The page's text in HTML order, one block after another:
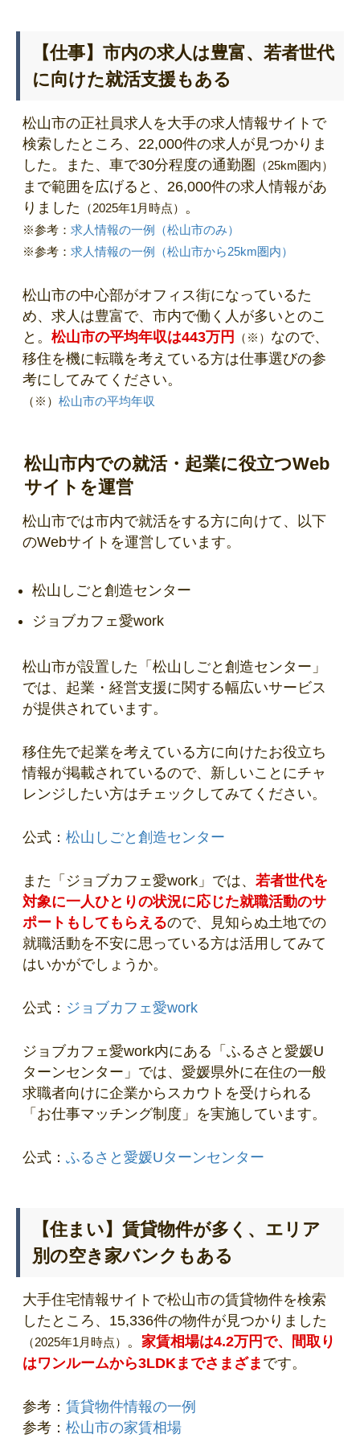
【仕事】市内の求人は豊富、若者世代
に向けた就活支援もある
松山市の正社員求人を大手の求人情報サイトで
検索したところ、22,000件の求人が見つかりま
した。また、車で30分程度の通勤圏
（25km圏内）
まで範囲を広げると、26,000件の求人情報があ
りました
（2025年1月時点） 。
※参考： 求人情報の一例（松山市のみ）
※参考： 求人情報の一例（松山市から25km圏内）
松山市の中心部がオフィス街になっているた
め、求人は豊富で、市内で働く人が多いとのこ
と。 松山市の平均年収は443万円 （※） なので、
移住を機に転職を考えている方は仕事選びの参
考にしてみてください。
（※） 松山市の平均年収
松山市内での就活・起業に役立つWeb
サイトを運営
松山市では市内で就活をする方に向けて、以下
のWebサイトを運営しています。
松山しごと創造センター
ジョブカフェ愛work
松山市が設置した「松山しごと創造センター」
では、起業・経営支援に関する幅広いサービス
が提供されています。
移住先で起業を考えている方に向けたお役立ち
情報が掲載されているので、新しいことにチャ
レンジしたい方はチェックしてみてください。
公式： 松山しごと創造センター
また「ジョブカフェ愛work」では、 若者世代を
対象に一人ひとりの状況に応じた就職活動のサ
ポートもしてもらえるので、見知らぬ土地での
就職活動を不安に思っている方は活用してみて
はいかがでしょうか。
公式： ジョブカフェ愛work
ジョブカフェ愛work内にある「ふるさと愛媛U
ターンセンター」では、愛媛県外に在住の一般
求職者向けに企業からスカウトを受けられる
「お仕事マッチング制度」を実施しています。
公式： ふるさと愛媛Uターンセンター
【住まい】賃貸物件が多く、エリア
別の空き家バンクもある
大手住宅情報サイトで松山市の賃貸物件を検索
したところ、15,336件の物件が見つかりました
（2025年1月時点） 。 家賃相場は4.2万円で、間取り
はワンルームから3LDKまでさまざま です。
参考： 賃貸物件情報の一例
参考： 松山市の家賃相場